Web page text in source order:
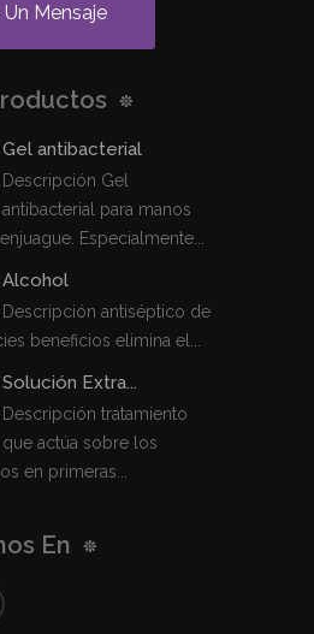
Un Mensaje
Gel antibacterial
Descripción Gel
antibacterial para manos
Especialmente...
Alcohol
Descripción antiséptico de
beneficios elimina el...
Solución Extra...
Descripción tratamiento
que actúa sobre los
en primeras...
En